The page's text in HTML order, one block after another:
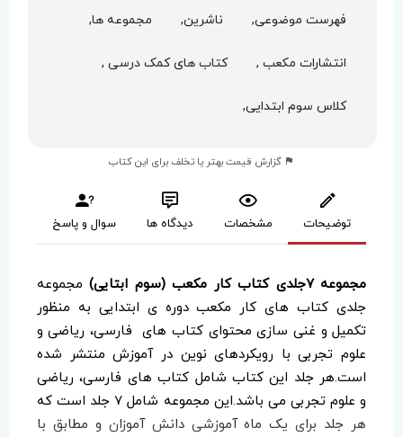
فهرست موضوعی, ناشرین, مجموعه ها,
انتشارات مکعب , کتاب های کمک درسی ,
کلاس سوم ابتدایی,
گزارش قیمت بهتر یا تخلف برای این کتاب
توضیحات مشخصات دیدگاه ها سوال و پاسخ
مجموعه ۷جلدی کتاب کار مکعب (سوم ابتایی)
مجموعه
جلدی کتاب های کار مکعب دوره ی ابتدایی به منظور
تکمیل و غنی سازی محتوای کتاب های فارسی، ریاضی و
علوم تجربی با رویکردهای نوین در آموزش منتشر شده
است.هر جلد این کتاب شامل کتاب های فارسی، ریاضی
و علوم تجربی می باشد.این مجموعه شامل 7 جلد است که
هر جلد برای یک ماه آموزشی دانش آموزان و مطابق با